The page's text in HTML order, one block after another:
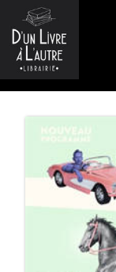
Librairie D'un livre à